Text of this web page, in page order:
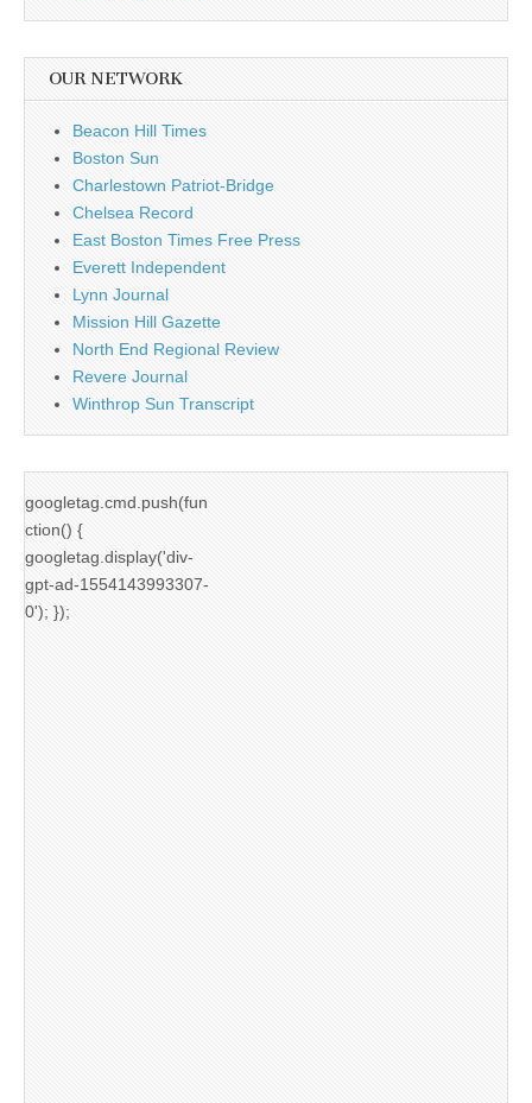
OUR NETWORK
Beacon Hill Times
Boston Sun
Charlestown Patriot-Bridge
Chelsea Record
East Boston Times Free Press
Everett Independent
Lynn Journal
Mission Hill Gazette
North End Regional Review
Revere Journal
Winthrop Sun Transcript
googletag.cmd.push(fun
ction() {
googletag.display('div-
gpt-ad-1554143993307-
0'); });